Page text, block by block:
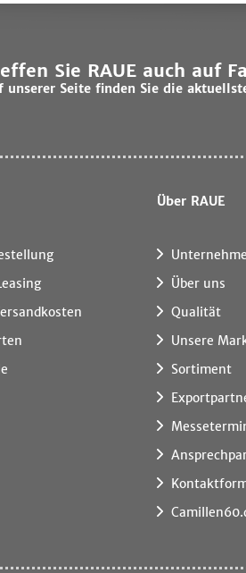
Sie RAUE auch auf
unserer Seite finden Sie die
Über RAUE
Über uns
Qualität
Unsere
Sortiment